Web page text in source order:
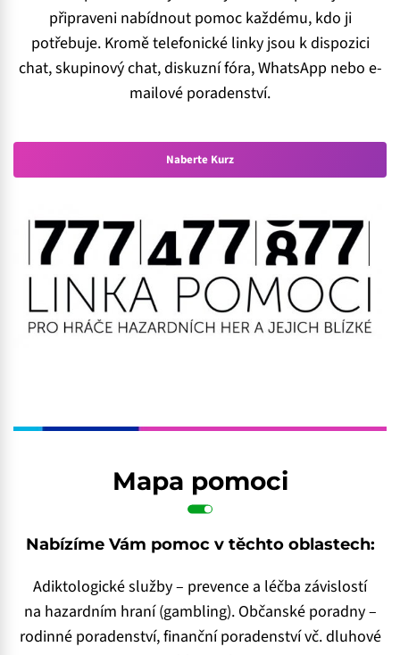
připraveni nabídnout pomoc každému, kdo ji
potřebuje. Kromě telefonické linky jsou k dispozici
chat, skupinový chat, diskuzní fóra, WhatsApp nebo e-
mailové poradenství.
Naberte Kurz
Mapa pomoci
Nabízíme Vám pomoc v těchto oblastech:
Adiktologické služby – prevence a léčba závislostí
na hazardním hraní (gambling). Občanské poradny –
rodinné poradenství, finanční poradenství vč. dluhové